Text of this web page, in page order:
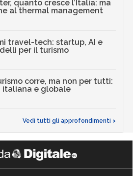
quanto cresce l’Italia: ma
al thermal management
travel-tech: startup, AI e
per il turismo
corre, ma non per tutti:
italiana e globale
Vedi tutti gli approfondimenti >